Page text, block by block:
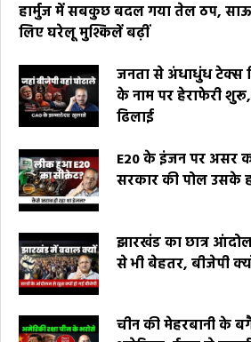
हार्मुज में सबकुछ बदल गया तेल ठप,
लिए घरेलू मुश्किलें बढ़ीं
जनता से अंधाधुंध टेक्स
के नाम पर हेराफेरी
ढिलाई
E20 के इंजन पर असर
सरकार की पोल उसके
झारखंड का छात्र
से भी बेहतर, बीजेपी
चीन की मेहरबानी के